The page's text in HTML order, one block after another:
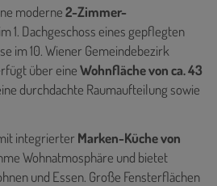
moderne2-Zimmer-
im 1. Dachgeschoss eines gepflegten
im 10. Wiener Gemeindebezirk
über eineWohnfläche von ca. 43
durchdachte Raumaufteilung sowie
integrierterMarken-Küche von
Wohnatmosphäre und bietet
und Essen. Große Fensterflächen